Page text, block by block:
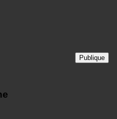
Publique